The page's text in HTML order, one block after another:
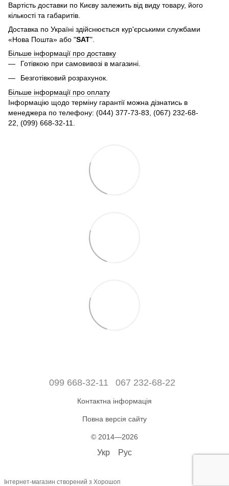
Вартість доставки по Києву залежить від виду товару, його
кількості та габаритів.
Доставка по Україні здійснюється кур'єрськими службами
«Нова Пошта» або "SAT".
Більше інформації про доставку
Готівкою при самовивозі в магазині.
Безготівковий розрахунок.
Більше інформації про оплату
Інформацію щодо терміну гарантії можна дізнатись в
менеджера по телефону: (044) 377-73-83, (067) 232-68-
22, (099) 668-32-11.
099 668-32-11 067 232-68-22
Контактна інформація
Повна версія сайту
© 2014—2026
Укр Рус
Інтернет-магазин створений з Хорошоп